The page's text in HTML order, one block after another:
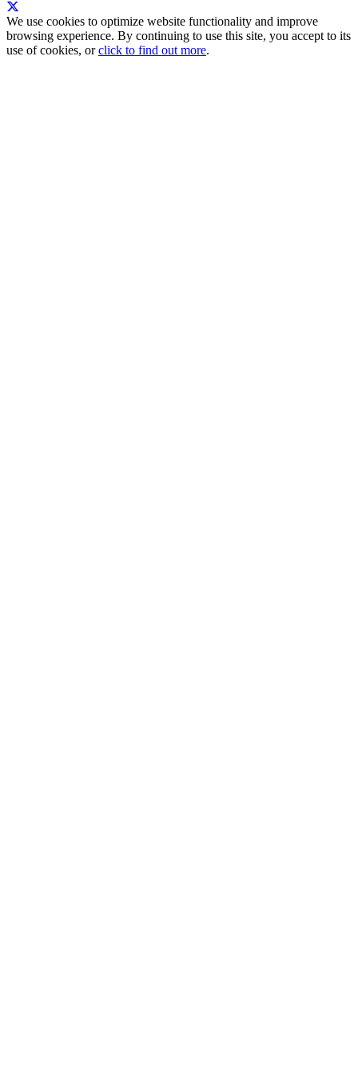
We use cookies to optimize website functionality and improve
browsing experience. By continuing to use this site, you accept to its
use of cookies, orclick to find out more.